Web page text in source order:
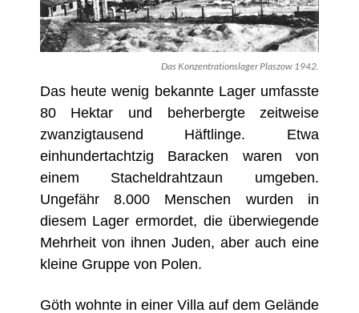
Das Konzentrationslager Plaszow 1942.
Das heute wenig bekannte Lager umfasste
80 Hektar und beherbergte zeitweise
zwanzigtausend Häftlinge. Etwa
einhundertachtzig Baracken waren von
einem Stacheldrahtzaun umgeben.
Ungefähr 8.000 Menschen wurden in
diesem Lager ermordet, die überwiegende
Mehrheit von ihnen Juden, aber auch eine
kleine Gruppe von Polen.
Göth wohnte in einer Villa auf dem Gelände